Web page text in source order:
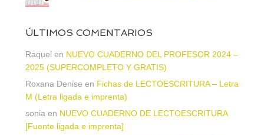
ÚLTIMOS COMENTARIOS
Raquel en NUEVO CUADERNO DEL PROFESOR 2024 –
2025 (SUPERCOMPLETO Y GRATIS)
Roxana Denise en Fichas de LECTOESCRITURA – Letra
M (Letra ligada e imprenta)
sonia en NUEVO CUADERNO DE LECTOESCRITURA
[Fuente ligada e imprenta]